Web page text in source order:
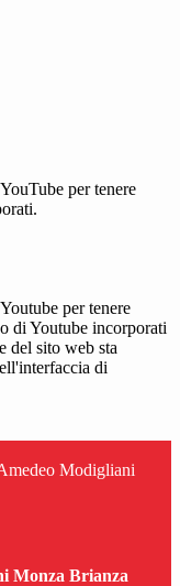
per tenere
per tenere
di Youtube incorporati
del sito web sta
di
Modigliani
Monza Brianza